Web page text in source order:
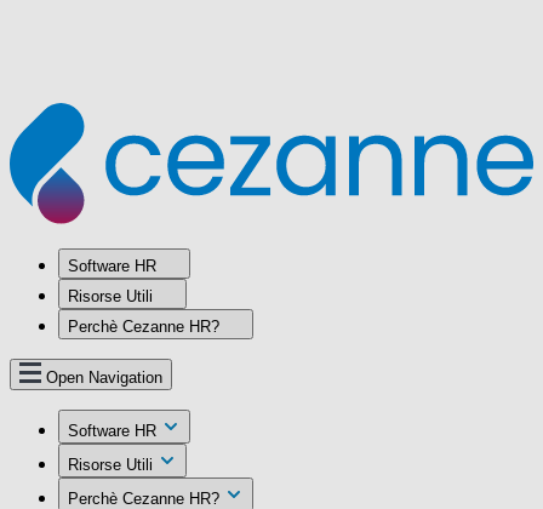
Software HR
Risorse Utili
Perchè Cezanne HR?
Open Navigation
Software HR
Risorse Utili
Perchè Cezanne HR?